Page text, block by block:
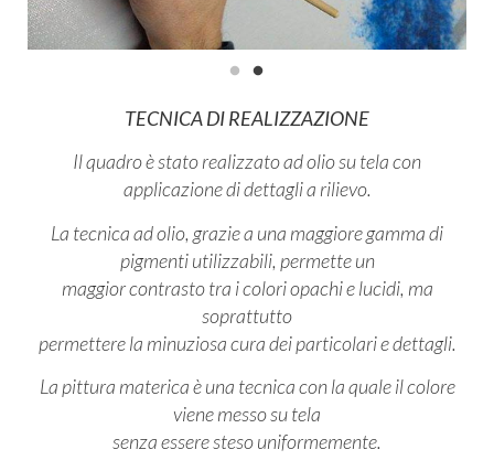
TECNICA DI REALIZZAZIONE
Il quadro è stato realizzato ad olio su tela con
applicazione di dettagli a rilievo.
La tecnica ad olio, grazie a una maggiore gamma di
pigmenti utilizzabili, permette un
maggior contrasto tra i colori opachi e lucidi, ma
soprattutto
permettere la minuziosa cura dei particolari e dettagli.
La pittura materica è una tecnica con la quale il colore
viene messo su tela
senza essere steso uniformemente.